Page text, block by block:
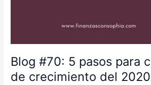
Blog #70: 5 pasos para
de crecimiento del